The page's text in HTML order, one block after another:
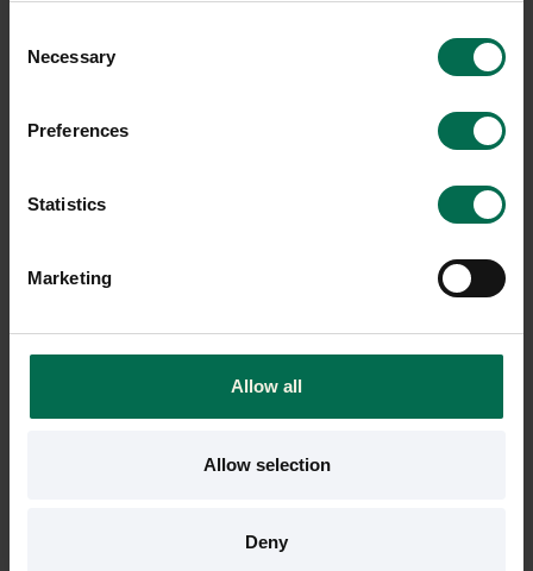
Selection
Necessary
Preferences
Statistics
Marketing
Allow all
Allow selection
Deny
Edsbyn
600x600mm
Hyr från59kr
Cafébord Ø1070mm